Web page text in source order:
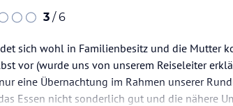
3 / 6
sich wohl in Familienbesitz und die Mutter
vor (wurde uns von unserem Reiseleiter
eine Übernachtung im Rahmen unserer
Essen nicht sonderlich gut und die nähere